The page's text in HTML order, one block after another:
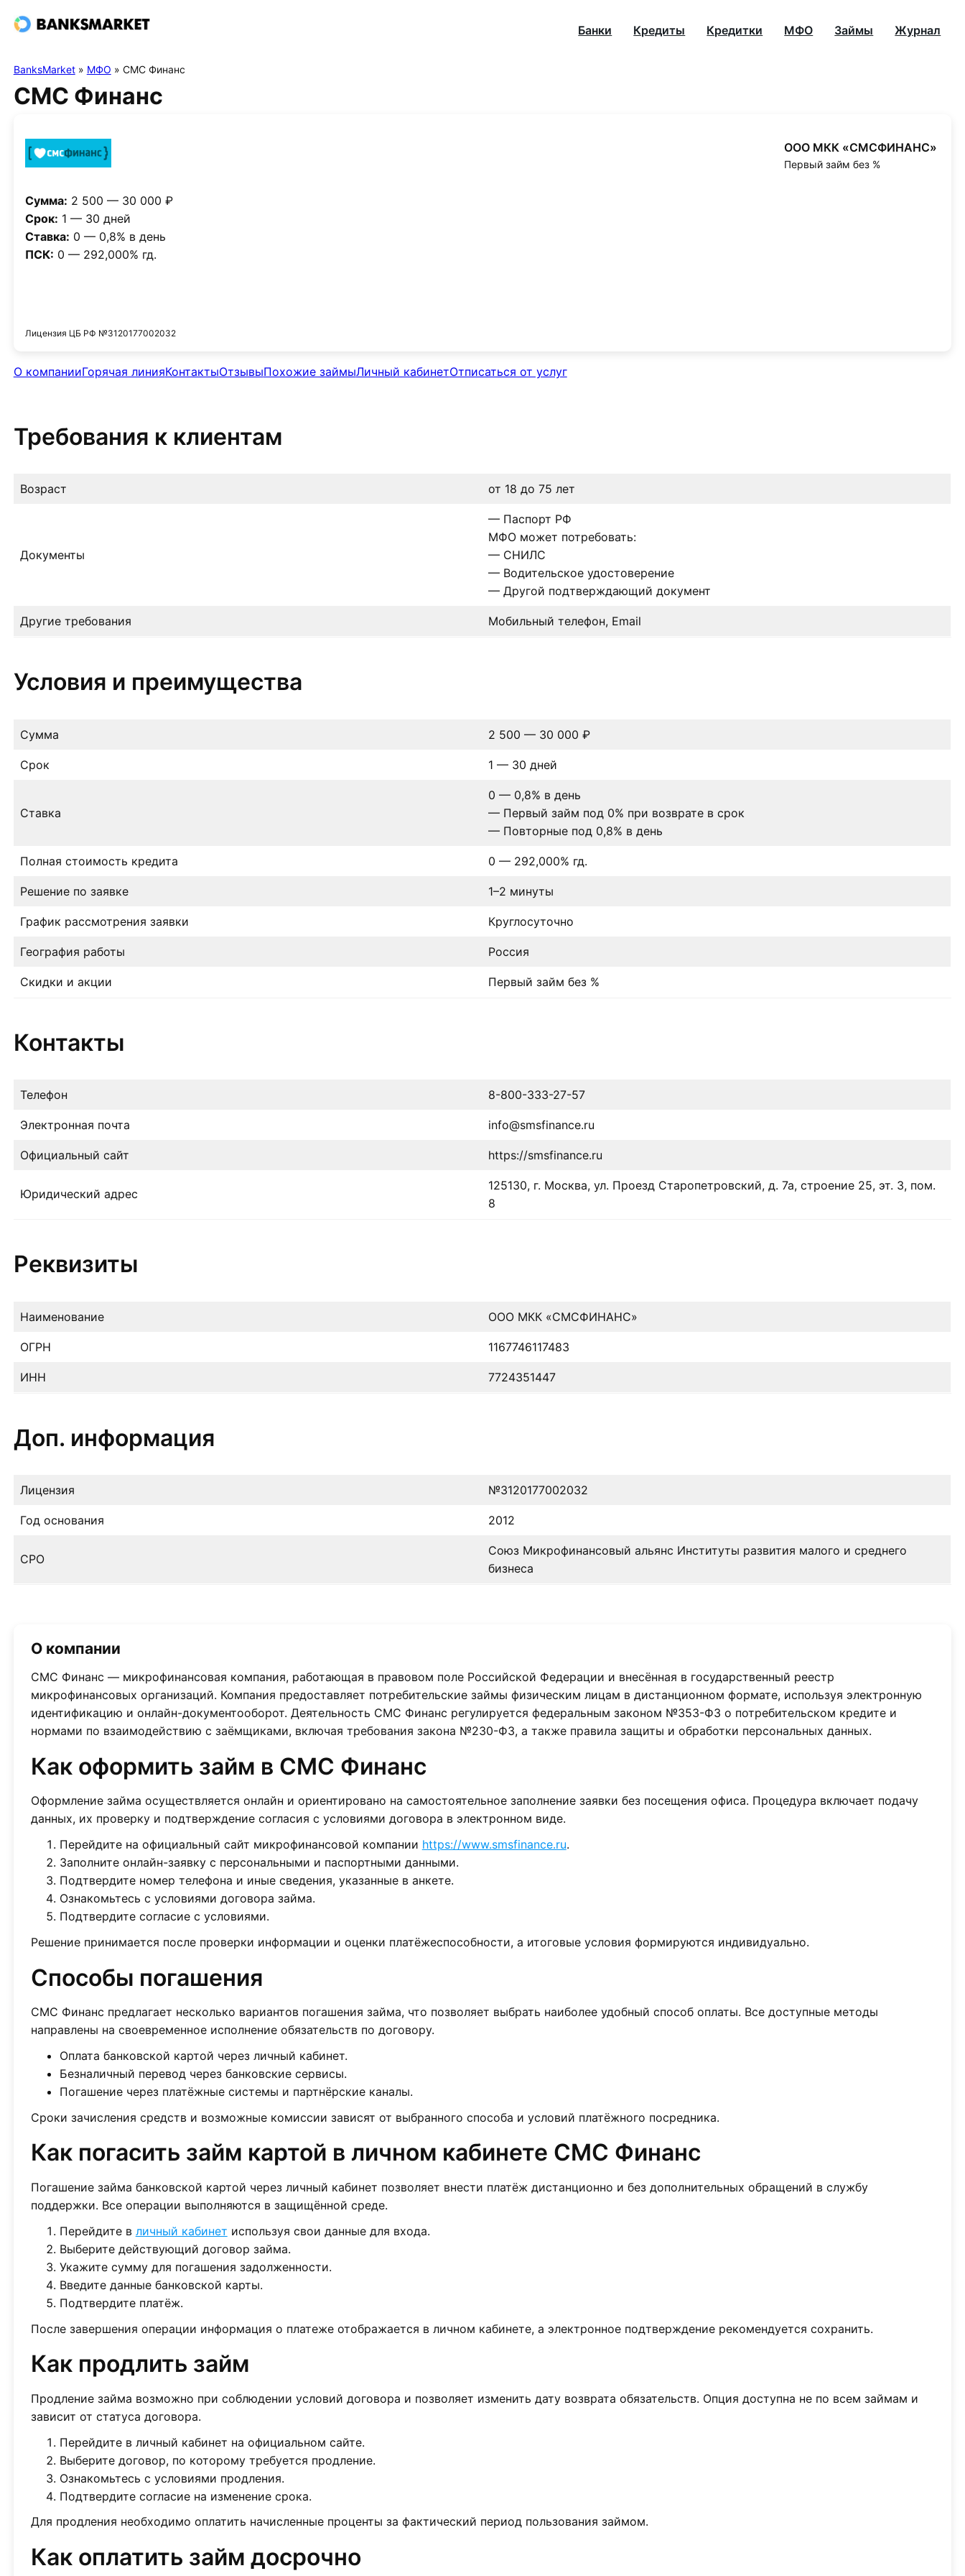
Банки Кредиты Кредитки МФО Займы Журнал
BanksMarket» МФО » СМС Финанс
СМС Финанс
ООО МКК «СМСФИНАНС»
Первый займ без %
Сумма: 2 500 — 30 000 ₽
Срок: 1 — 30 дней
Ставка: 0 — 0,8% в день
ПСК: 0 — 292,000% гд.
Лицензия ЦБ РФ №3120177002032
О компанииГорячая линияКонтактыОтзывыПохожие займыЛичный кабинетОтписаться от услуг
Требования к клиентам
Возраст от 18 до 75 лет
Документы
— Паспорт РФ
МФО может потребовать:
— СНИЛС
— Водительское удостоверение
— Другой подтверждающий документ
Другие требования Мобильный телефон, Email
Условия и преимущества
Сумма 2 500 — 30 000 ₽
Срок 1 — 30 дней
Ставка
0 — 0,8% в день
— Первый займ под 0% при возврате в срок
— Повторные под 0,8% в день
Полная стоимость кредита 0 — 292,000% гд.
Решение по заявке 1–2 минуты
График рассмотрения заявки Круглосуточно
География работы Россия
Скидки и акции Первый займ без %
Контакты
Телефон 8-800-333-27-57
Электронная почта info@smsfinance.ru
Официальный сайт https://smsfinance.ru
Юридический адрес
125130, г. Москва, ул. Проезд Старопетровский, д. 7а, строение 25, эт. 3, пом.
8
Реквизиты
Наименование ООО МКК «СМСФИНАНС»
ОГРН 1167746117483
ИНН 7724351447
Доп. информация
Лицензия №3120177002032
Год основания 2012
СРО
Союз Микрофинансовый альянс Институты развития малого и среднего
бизнеса
О компании
СМС Финанс — микрофинансовая компания, работающая в правовом поле Российской Федерации и внесённая в государственный реестр
микрофинансовых организаций. Компания предоставляет потребительские займы физическим лицам в дистанционном формате, используя электронную
идентификацию и онлайн-документооборот. Деятельность СМС Финанс регулируется федеральным законом №353-ФЗ о потребительском кредите и
нормами по взаимодействию с заёмщиками, включая требования закона №230-ФЗ, а также правила защиты и обработки персональных данных.
Как оформить займ в СМС Финанс
Оформление займа осуществляется онлайн и ориентировано на самостоятельное заполнение заявки без посещения офиса. Процедура включает подачу
данных, их проверку и подтверждение согласия с условиями договора в электронном виде.
Перейдите на официальный сайт микрофинансовой компании https://www.smsfinance.ru.
Заполните онлайн-заявку с персональными и паспортными данными.
Подтвердите номер телефона и иные сведения, указанные в анкете.
Ознакомьтесь с условиями договора займа.
Подтвердите согласие с условиями.
Решение принимается после проверки информации и оценки платёжеспособности, а итоговые условия формируются индивидуально.
Способы погашения
СМС Финанс предлагает несколько вариантов погашения займа, что позволяет выбрать наиболее удобный способ оплаты. Все доступные методы
направлены на своевременное исполнение обязательств по договору.
Оплата банковской картой через личный кабинет.
Безналичный перевод через банковские сервисы.
Погашение через платёжные системы и партнёрские каналы.
Сроки зачисления средств и возможные комиссии зависят от выбранного способа и условий платёжного посредника.
Как погасить займ картой в личном кабинете СМС Финанс
Погашение займа банковской картой через личный кабинет позволяет внести платёж дистанционно и без дополнительных обращений в службу
поддержки. Все операции выполняются в защищённой среде.
Перейдите в личный кабинет используя свои данные для входа.
Выберите действующий договор займа.
Укажите сумму для погашения задолженности.
Введите данные банковской карты.
Подтвердите платёж.
После завершения операции информация о платеже отображается в личном кабинете, а электронное подтверждение рекомендуется сохранить.
Как продлить займ
Продление займа возможно при соблюдении условий договора и позволяет изменить дату возврата обязательств. Опция доступна не по всем займам и
зависит от статуса договора.
Перейдите в личный кабинет на официальном сайте.
Выберите договор, по которому требуется продление.
Ознакомьтесь с условиями продления.
Подтвердите согласие на изменение срока.
Для продления необходимо оплатить начисленные проценты за фактический период пользования займом.
Как оплатить займ досрочно